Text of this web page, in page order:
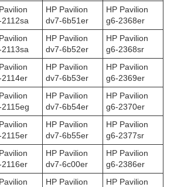
HP Pavilion
dv7-6b51er
HP Pavilion
g6-2368er
HP Pavilion
dv7-6b52er
HP Pavilion
g6-2368sr
HP Pavilion
dv7-6b53er
HP Pavilion
g6-2369er
HP Pavilion
dv7-6b54er
HP Pavilion
g6-2370er
HP Pavilion
dv7-6b55er
HP Pavilion
g6-2377sr
HP Pavilion
dv7-6c00er
HP Pavilion
g6-2386er
HP Pavilion
HP Pavilion